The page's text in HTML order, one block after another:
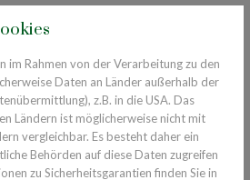
der Zugriff erfolgt (Referrer-URL)
Name Ihres Access-Providers
Daten mit anderen Datenquellen
durch uns zu folgenden Zwecken
im Rahmen von der Verarbeitung zu den
Daten an Länder außerhalb der
z.B. in die USA. Das
Ländern ist möglicherweise nicht mit
vergleichbar. Es besteht daher ein
Behörden auf diese Daten zugreifen
zu Sicherheitsgarantien finden Sie in